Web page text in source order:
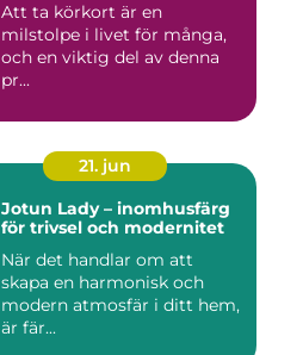
Att ta körkort är en
milstolpe i livet för många,
och en viktig del av denna
pr...
21. jun
Jotun Lady – inomhusfärg
för trivsel och modernitet
När det handlar om att
skapa en harmonisk och
modern atmosfär i ditt hem,
är fär...